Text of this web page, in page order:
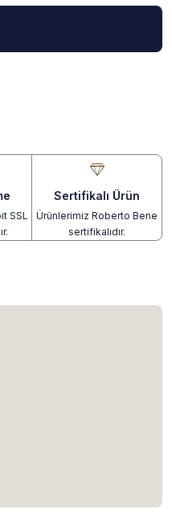
SSL
Sertifikalı Ürün
Ürünlerimiz Roberto Bene
sertifikalıdır.